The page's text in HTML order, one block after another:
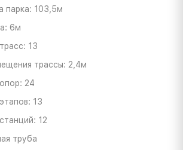
парка: 103,5м
6м
13
трассы: 2,4м
24
13
12
труба